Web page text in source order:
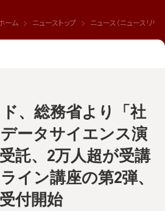
ーム ニューストップ ニュース（ニュースリリー
、総務省より「社
ータサイエンス演
託、2万人超が受講
イン講座の第2弾、
付開始